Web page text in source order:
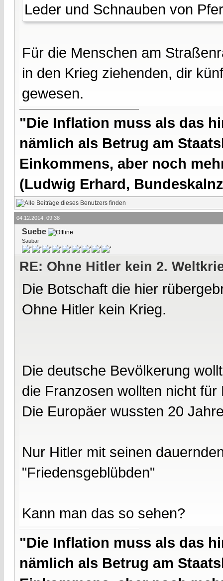
Leder und Schnauben von
Für die Menschen am
in den Krieg ziehenden, dir
gewesen.
"Die Inflation muss als das
nämlich als Betrug am
Einkommens, aber noch
(Ludwig Erhard,
04.12.2014, 09:38
Suebe
Saubär
RE: Ohne Hitler kein 2.
Die Botschaft die hier
Ohne Hitler kein Krieg.
Die deutsche Bevölkerung
die Franzosen wollten nicht für
Die Europäer wussten 20
Nur Hitler mit seinen
"Friedensgeblübden"
Kann man das so sehen?
"Die Inflation muss als das
nämlich als Betrug am